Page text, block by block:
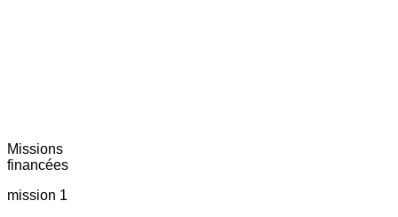
Missions
financées
mission 1